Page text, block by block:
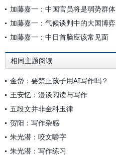
加藤嘉一：中国官员将是弱势群体
加藤嘉一：气候谈判中的大国博弈
加藤嘉一：中日首脑应该常见面
相同主题阅读
金岱：要禁止孩子用AI写作吗？
王安忆：漫谈阅读与写作
五段文并非金科玉律
贺阳：写作杂感
朱光潜：咬文嚼字
朱光潜：写作练习